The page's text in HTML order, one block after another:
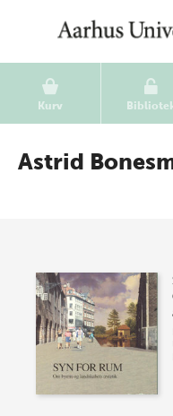
Kurv
Astrid